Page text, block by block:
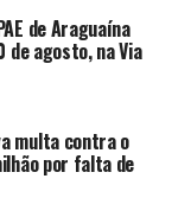
de Araguaína
de agosto, na Via
multa contra o
por falta de